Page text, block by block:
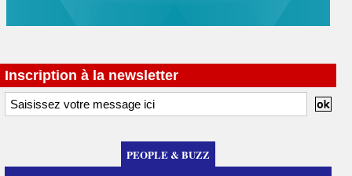
Inscription à la newsletter
PEOPLE & BUZZ